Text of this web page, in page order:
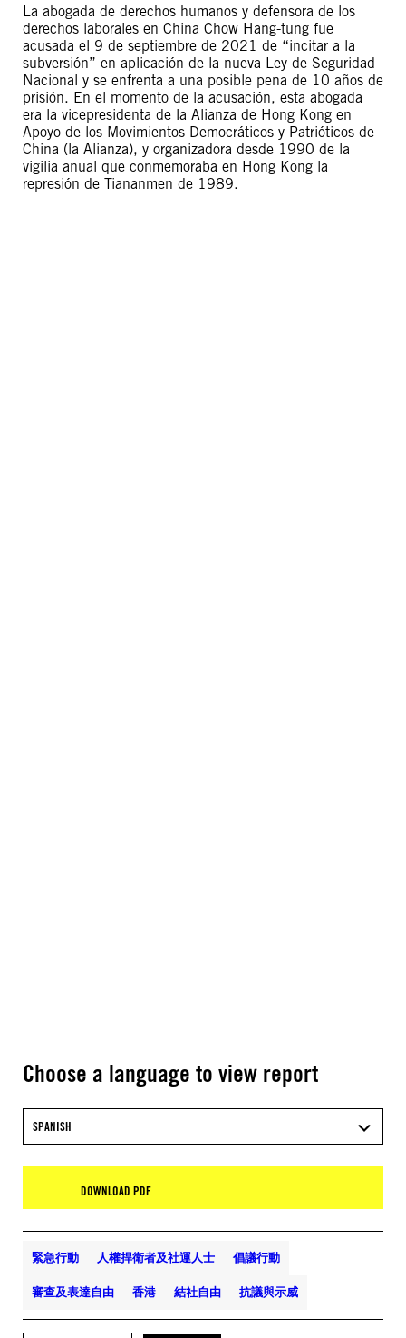
La abogada de derechos humanos y defensora de los
derechos laborales en China Chow Hang-tung fue
acusada el 9 de septiembre de 2021 de “incitar a la
subversión” en aplicación de la nueva Ley de Seguridad
Nacional y se enfrenta a una posible pena de 10 años de
prisión. En el momento de la acusación, esta abogada
era la vicepresidenta de la Alianza de Hong Kong en
Apoyo de los Movimientos Democráticos y Patrióticos de
China (la Alianza), y organizadora desde 1990 de la
vigilia anual que conmemoraba en Hong Kong la
represión de Tiananmen de 1989.
Choose a language to view report
SPANISH
DOWNLOAD PDF
緊急行動 人權捍衛者及社運人士 倡議行動
審查及表達自由 香港 結社自由 抗議與示威